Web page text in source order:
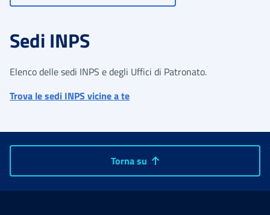
Sedi INPS
Elenco delle sedi INPS e degli Uffici di Patronato.
Trova le sedi INPS vicine a te
Torna su